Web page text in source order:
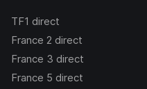
TF1 direct
France 2 direct
France 3 direct
France 5 direct